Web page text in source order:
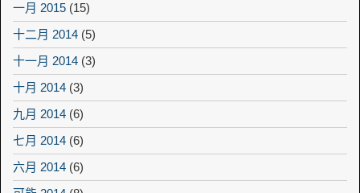
一月 2015 (15)
十二月 2014 (5)
十一月 2014 (3)
十月 2014 (3)
九月 2014 (6)
七月 2014 (6)
六月 2014 (6)